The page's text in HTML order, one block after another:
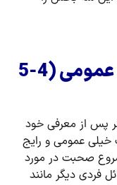
بخش 1: معرفی و سوالات عمومی (4-5
پس از معرفی خود
عمومی و رایج
صحبت در مورد
فردی دیگر مانند